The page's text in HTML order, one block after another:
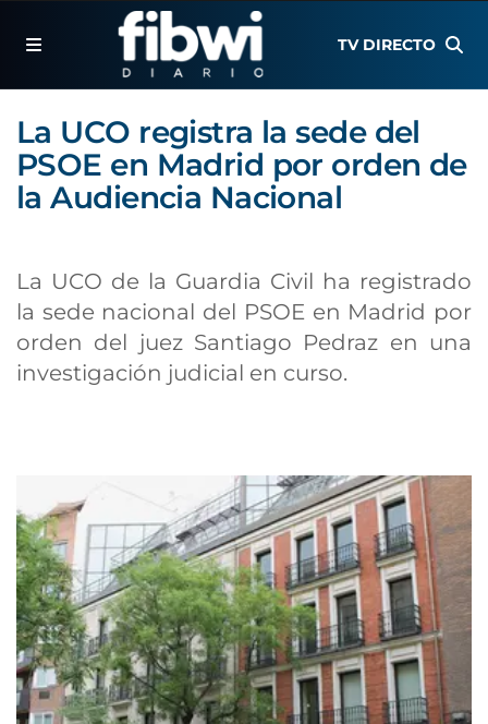
TV DIRECTO
La UCO registra la sede del
PSOE en Madrid por orden de
la Audiencia Nacional
La UCO de la Guardia Civil ha registrado
la sede nacional del PSOE en Madrid por
orden del juez Santiago Pedraz en una
investigación judicial en curso.